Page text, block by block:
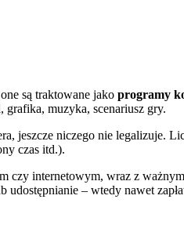
są traktowane jako programy
muzyka, scenariusz gry.
jeszcze niczego nie legalizuje.
czas itd.).
czy internetowym, wraz z
udostępnianie – wtedy nawet